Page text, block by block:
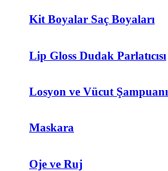
Kit Boyalar Saç Boyaları
Lip Gloss Dudak Parlatıcısı
Losyon ve Vücut Şampuanı
Maskara
Oje ve Ruj